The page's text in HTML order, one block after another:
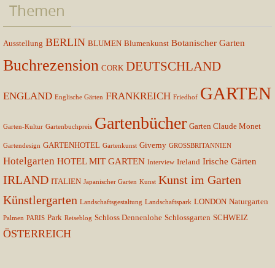
Themen
Ausstellung BERLIN BLUMEN Blumenkunst Botanischer Garten
Buchrezension CORK DEUTSCHLAND
ENGLAND Englische Gärten FRANKREICH Friedhof GARTEN
Garten-Kultur Gartenbuchpreis Gartenbücher Garten Claude Monet
Gartendesign GARTENHOTEL Gartenkunst Giverny GROSSBRITANNIEN
Hotelgarten HOTEL MIT GARTEN Interview Ireland Irische Gärten
IRLAND ITALIEN Japanischer Garten Kunst Kunst im Garten
Künstlergarten Landschaftsgestaltung Landschaftspark LONDON Naturgarten
Palmen PARIS Park Reiseblog Schloss Dennenlohe Schlossgarten SCHWEIZ
ÖSTERREICH